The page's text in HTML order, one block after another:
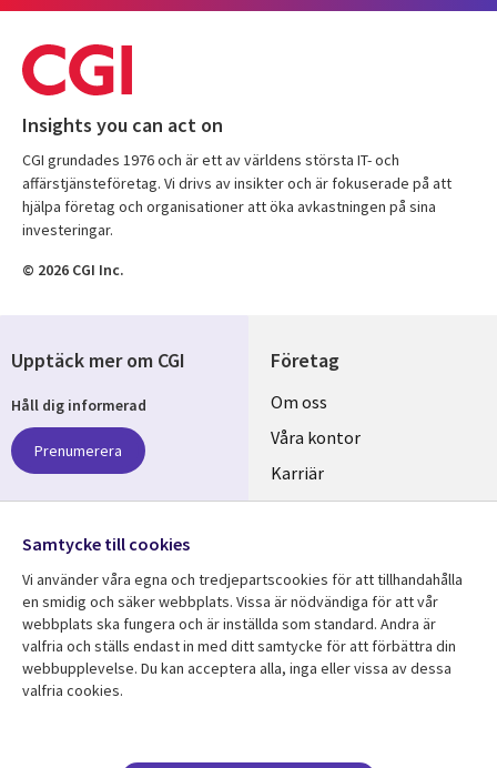
Insights you can act on
CGI grundades 1976 och är ett av världens största IT- och
affärstjänsteföretag. Vi drivs av insikter och är fokuserade på att
hjälpa företag och organisationer att öka avkastningen på sina
investeringar.
© 2026 CGI Inc.
Företag
Useful
links
SWEDEN
Om oss
Våra kontor
Karriär
Hållbarhet
Resurscenter
dataskydd
Upptäck mer om CGI
Håll dig informerad
Prenumerera
Följ oss
Social
Media
SWEDEN
Samtycke till cookies
Vi använder våra egna och tredjepartscookies för att tillhandahålla
en smidig och säker webbplats. Vissa är nödvändiga för att vår
webbplats ska fungera och är inställda som standard. Andra är
valfria och ställs endast in med ditt samtycke för att förbättra din
webbupplevelse. Du kan acceptera alla, inga eller vissa av dessa
valfria cookies.